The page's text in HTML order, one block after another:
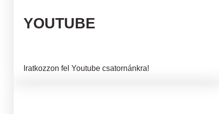
YOUTUBE
Iratkozzon fel Youtube csatornánkra!